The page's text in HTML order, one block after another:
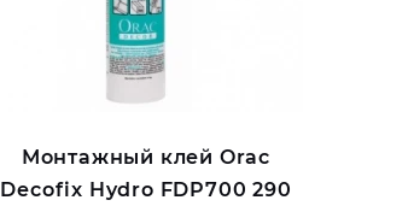
Монтажный клей Orac
Decofix Hydro FDP700 290